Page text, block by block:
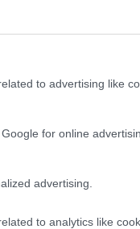
to advertising like
for online
advertising.
to analytics like
(X)